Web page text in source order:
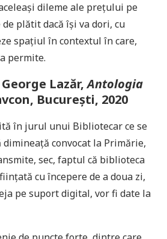
dileme ale prețului pe
plătit dacă își va dori, cu
spațiul în contextul în care,
permite.
Lazăr,Antologia
București, 2020
în jurul unui Bibliotecar ce se
convocat la Primărie,
sec, faptul că biblioteca
cu începere de a doua zi,
pe suport digital, vor fi date la